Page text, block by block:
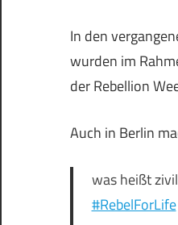
In den
wurden im
der Rebellion
Auch in Berlin
was heißt
#RebelForLife